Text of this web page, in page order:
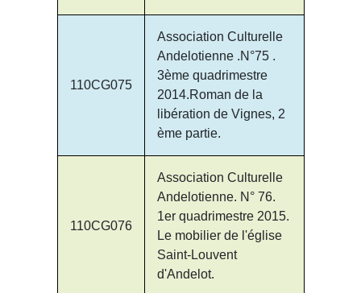
110CG075
Association Culturelle
Andelotienne .N°75 .
3ème quadrimestre
2014.Roman de la
libération de Vignes, 2
ème partie.
110CG076
Association Culturelle
Andelotienne. N° 76.
1er quadrimestre 2015.
Le mobilier de l'église
Saint-Louvent
d'Andelot.